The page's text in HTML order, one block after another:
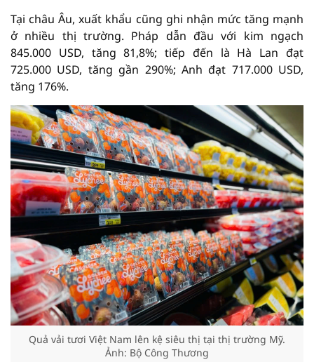
Tại châu Âu, xuất khẩu cũng ghi nhận mức tăng mạnh
ở nhiều thị trường. Pháp dẫn đầu với kim ngạch
845.000 USD, tăng 81,8%; tiếp đến là Hà Lan đạt
725.000 USD, tăng gần 290%; Anh đạt 717.000 USD,
tăng 176%.
Quả vải tươi Việt Nam lên kệ siêu thị tại thị trường Mỹ.
Ảnh: Bộ Công Thương